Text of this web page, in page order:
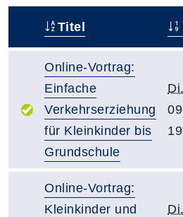
Titel
Online-Vortrag:
Einfache
Verkehrserziehung
für Kleinkinder bis
Grundschule
Di.
Online-Vortrag:
Kleinkinder und
Di.